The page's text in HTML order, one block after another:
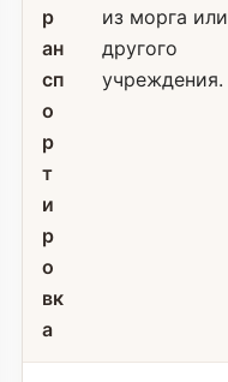
р
ан
сп
о
р
т
и
р
о
вк
а
из морга или
другого
учреждения.